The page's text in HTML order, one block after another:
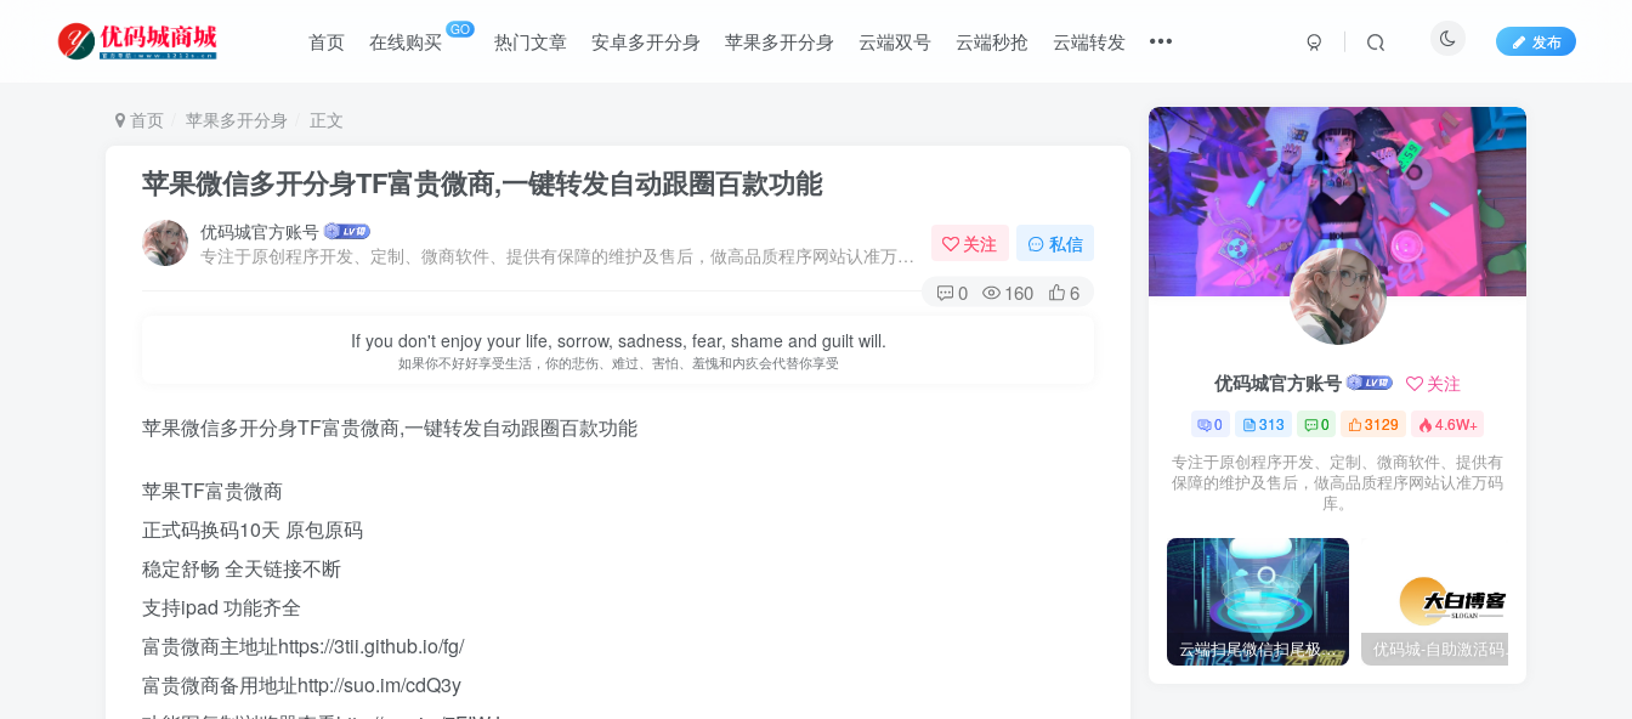
首页 在线购买 GO 热门文章 安卓多开分身 苹果多开分身 云端双号 云端秒抢 云端转发 发布
首页 苹果多开分身 正文
苹果微信多开分身TF富贵微商,一键转发自动跟圈百款功能
优码城官方账号
专注于原创程序开发、定制、微商软件、提供有保障的维护及售后，做高品质程序网站认准万码库。
关注 私信
0 160 6
If you don't enjoy your life, sorrow, sadness, fear, shame and guilt will.
如果你不好好享受生活，你的悲伤、难过、害怕、羞愧和内疚会代替你享受
苹果微信多开分身TF富贵微商,一键转发自动跟圈百款功能
苹果TF富贵微商
正式码换码10天 原包原码
稳定舒畅 全天链接不断
支持ipad 功能齐全
富贵微商主地址https://3tii.github.io/fg/
富贵微商备用地址http://suo.im/cdQ3y
优码城官方账号 关注
0 313 0 3129 4.6W+
专注于原创程序开发、定制、微商软件、提供有
保障的维护及售后，做高品质程序网站认准万码
库。
云端扫尾微信扫尾极光,天使,格力,新百伦双号正版点数点卡授权充值 优码城-自助激活码商城-自助购卡点击-激活码24小时自助发卡地址